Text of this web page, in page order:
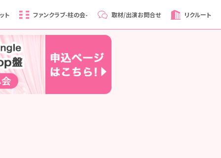
ト ファンクラブ-柱の会- 取材/出演お問合せ リクルート